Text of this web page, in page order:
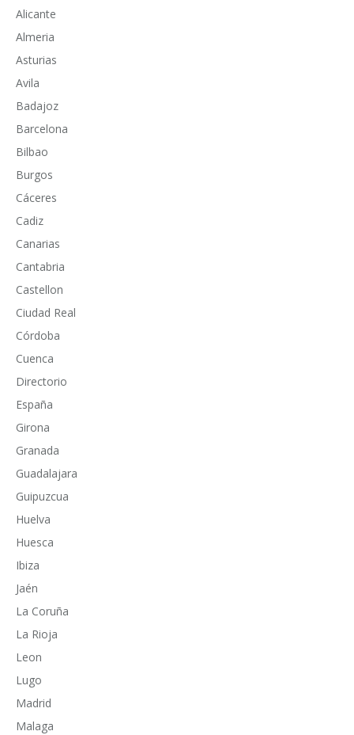
Alicante
Almeria
Asturias
Avila
Badajoz
Barcelona
Bilbao
Burgos
Cáceres
Cadiz
Canarias
Cantabria
Castellon
Ciudad Real
Córdoba
Cuenca
Directorio
España
Girona
Granada
Guadalajara
Guipuzcua
Huelva
Huesca
Ibiza
Jaén
La Coruña
La Rioja
Leon
Lugo
Madrid
Malaga